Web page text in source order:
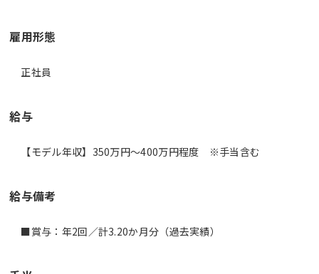
雇用形態
正社員
給与
【モデル年収】350万円〜400万円程度 ※手当含む
給与備考
■賞与：年2回／計3.20か月分（過去実績）